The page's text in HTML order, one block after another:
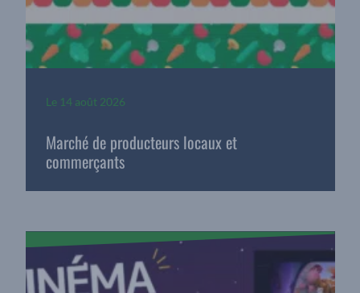
Le 14 août 2026
Marché de producteurs locaux et
commerçants